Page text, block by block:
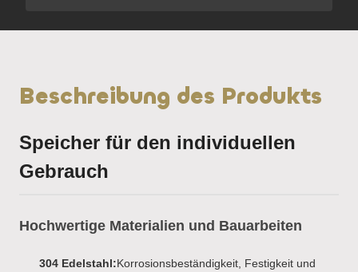
Beschreibung des Produkts
Speicher für den individuellen
Gebrauch
Hochwertige Materialien und Bauarbeiten
304 Edelstahl:Korrosionsbeständigkeit, Festigkeit und